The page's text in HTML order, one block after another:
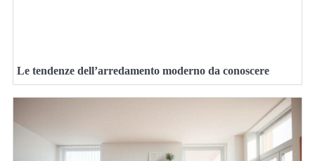
Le tendenze dell’arredamento moderno da conoscere